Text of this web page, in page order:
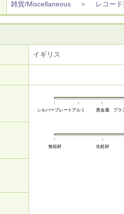
雑貨/Miscellaneous ＞ レコー
イギリス
シルバープレート アルミ 貴金属 プラ
無垢材 化粧材